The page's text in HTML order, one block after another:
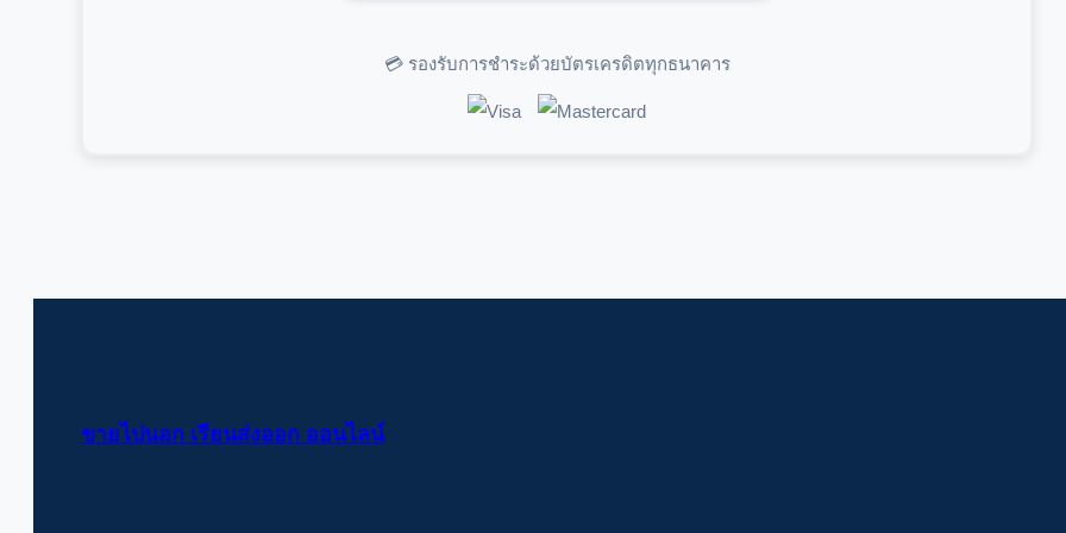
💳 รองรับการชำระด้วยบัตรเครดิตทุกธนาคาร
ขายไปนอก เรียนส่งออก ออนไลน์